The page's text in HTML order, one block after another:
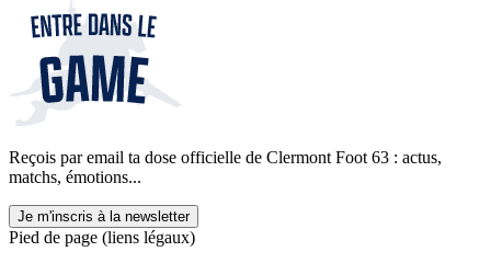
Reçois par email ta dose officielle de Clermont Foot 63 : actus,
matchs, émotions...
Je m'inscris à la newsletter
Pied de page (liens légaux)